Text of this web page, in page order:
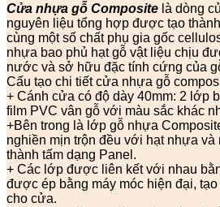
Cửa nhựa gỗ Composite là dòng
nguyên liệu tổng hợp được tạo
cùng một số chất phụ gia gốc
nhựa bao phủ hạt gỗ vật liệu chịu
nước và sở hữu đặc tính cứng của
Cấu tạo chi tiết cửa nhựa gỗ
+ Cánh cửa có độ dày 40mm: 2 lớp
film PVC vân gỗ với màu sắc khác
+Bên trong là lớp gỗ nhựa
nghiền mịn trộn đều với hạt nhựa và
thành tấm dạng Panel.
+ Các lớp được liên kết với nhau
được ép bằng máy móc hiện đại,
cho cửa.